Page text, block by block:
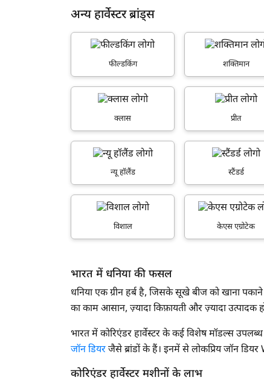
केस आईएच
न्यू हॉलैंड
स्टैंडर्ड
सोनालिका
दशमेश
विशाल
अन्य हार्वेस्टर ब्रांड्स
फील्डकिंग शक्तिमान
क्लास प्रीत
न्यू हॉलैंड स्टैंडर्ड
विशाल केएस एग्रोटेक
भारत में धनिया की फसल
धनिया एक ग्रीन हर्ब है, जिसके सूखे बीज को खाना
का काम आसान, ज़्यादा किफ़ायती और ज़्यादा उत्पादक
भारत में कोरिएंडर हार्वेस्टर के कई विशेष मॉडल्स
जॉन डियरजैसे ब्रांडों के हैं। इनमें से लोकप्रिय जॉन डियर
कोरिएंडर हार्वेस्टर मशीनों के लाभ